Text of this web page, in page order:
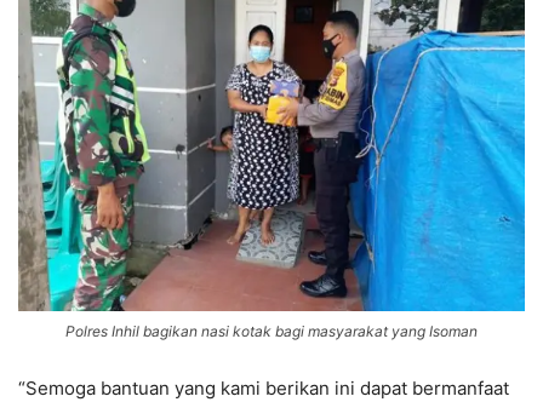
Polres Inhil bagikan nasi kotak bagi masyarakat yang Isoman
“Semoga bantuan yang kami berikan ini dapat bermanfaat